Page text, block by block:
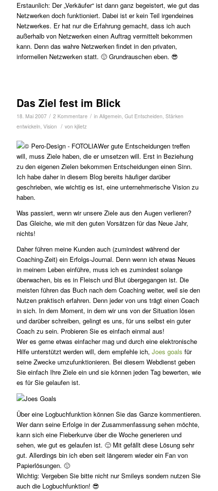
Erstaunlich: Der „Verkäufer“ ist dann ganz begeistert, wie gut das
Netzwerken doch funktioniert. Dabei ist er kein Teil irgendeines
Netzwerkes. Er hat nur die Erfahrung gemacht, dass ich auch
außerhalb von Netzwerken einen Auftrag vermittelt bekommen
kann. Denn das wahre Netzwerken findet in den privaten,
informellen Netzwerken statt. 🙂 Grundrauschen eben. 😎
Das Ziel fest im Blick
18. Mai 2007 / 2 Kommentare / in Allgemein, Gut Entscheiden, Stärken
entwickeln, Vision / von kjlietz
Wer gute Entscheidungen treffen
will, muss Ziele haben, die er umsetzen will. Erst in Beziehung
zu den eigenen Zielen bekommen Entscheidungen einen Sinn.
Ich habe daher in diesem Blog bereits häufiger darüber
geschrieben, wie wichtig es ist, eine unternehmerische Vision zu
haben.
Was passiert, wenn wir unsere Ziele aus den Augen verlieren?
Das Gleiche, wie mit den guten Vorsätzen für das Neue Jahr,
nichts!
Daher führen meine Kunden auch (zumindest während der
Coaching-Zeit) ein Erfolgs-Journal. Denn wenn ich etwas Neues
in meinem Leben einführe, muss ich es zumindest solange
überwachen, bis es in Fleisch und Blut übergegangen ist. Die
meisten führen das Buch nach dem Coaching weiter, weil sie den
Nutzen praktisch erfahren. Denn jeder von uns trägt einen Coach
in sich. In dem Moment, in dem wir uns von der Situation lösen
und darüber schreiben, gelingt es uns, für uns selbst ein guter
Coach zu sein. Probieren Sie es einfach einmal aus!
Wer es gerne etwas einfacher mag und durch eine elektronische
Hilfe unterstützt werden will, dem empfehle ich, Joes goals für
seine Zwecke umzufunktionieren. Bei diesem Webdienst geben
Sie einfach Ihre Ziele ein und sie können jeden Tag bewerten, wie
es für Sie gelaufen ist.
Über eine Logbuchfunktion können Sie das Ganze kommentieren.
Wer dann seine Erfolge in der Zusammenfassung sehen möchte,
kann sich eine Fieberkurve über die Woche generieren und
sehen, wie gut es gelaufen ist. 🙂 Mit gefällt diese Lösung sehr
gut. Allerdings bin ich eben seit längerem wieder ein Fan von
Papierlösungen. 🙂
Wichtig: Vergeben Sie bitte nicht nur Smileys sondern nutzen Sie
auch die Logbuchfunktion! 😎